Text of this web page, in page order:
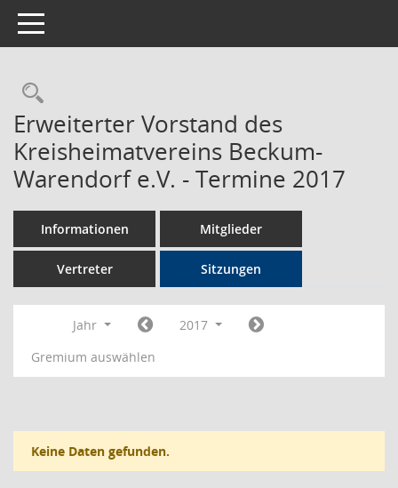
Toggle navigation
Rechercheauswahl
Erweiterter Vorstand des
Kreisheimatvereins Beckum-
Warendorf e.V. - Termine 2017
Informationen Mitglieder
Vertreter Sitzungen
Jahr
2017
Gremium auswählen
Keine Daten gefunden.